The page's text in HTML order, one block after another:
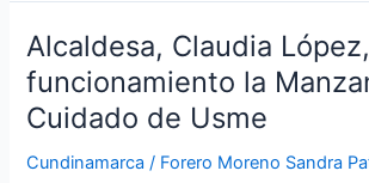
Alcaldesa, Claudia
funcionamiento la
Cuidado de Usme
Cundinamarca / Forero Moreno Sandra
Alcaldesa,
Claudia
López,
puso
en